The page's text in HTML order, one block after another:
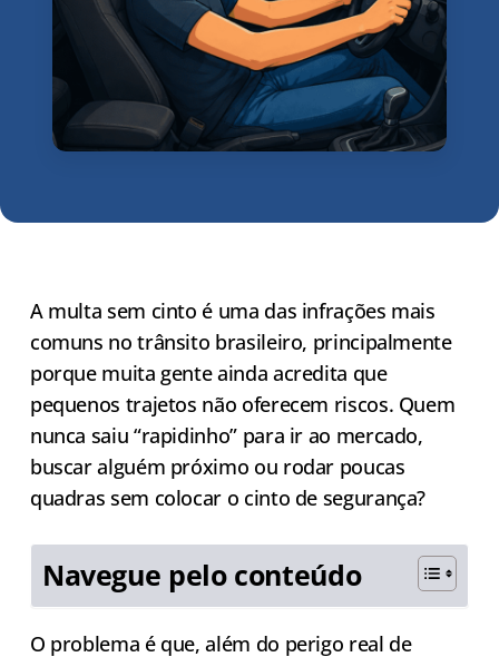
A multa sem cinto é uma das infrações mais
comuns no trânsito brasileiro, principalmente
porque muita gente ainda acredita que
pequenos trajetos não oferecem riscos. Quem
nunca saiu “rapidinho” para ir ao mercado,
buscar alguém próximo ou rodar poucas
quadras sem colocar o cinto de segurança?
Navegue pelo conteúdo
O problema é que, além do perigo real de